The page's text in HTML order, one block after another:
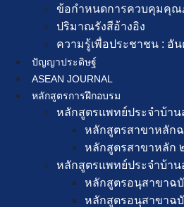
ข้อกำหนดการควบคุมคุณ
ปริมาณรังสีอ้างอิง
ความรู้เพื่อประชาชน : อัน
ปัญญาประดิษฐ์
ASEAN JOURNAL
หลักสูตรการฝึกอบรม
หลักสูตรแพทย์ประจำบ้าน
หลักสูตรสาขาหลัก
หลักสูตรสาขาหลัก
หลักสูตรแพทย์ประจำบ้าน
หลักสูตรอนุสาขาฉ
หลักสูตรอนุสาขาฉ